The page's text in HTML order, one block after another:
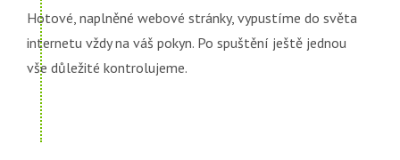
Hotové, naplněné webové stránky, vypustíme do světa
internetu vždy na váš pokyn. Po spuštění ještě jednou
vše důležité kontrolujeme.